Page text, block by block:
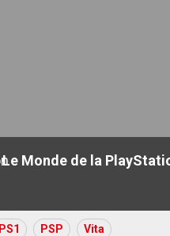
Le Monde de la
PS1 PSP Vita